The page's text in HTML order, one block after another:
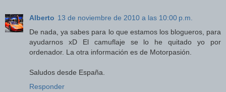
Alberto 13 de noviembre de 2010 a las 10:00 p.m.
De nada, ya sabes para lo que estamos los blogueros, para
ayudarnos xD El camuflaje se lo he quitado yo por
ordenador. La otra información es de Motorpasión.
Saludos desde España.
Responder